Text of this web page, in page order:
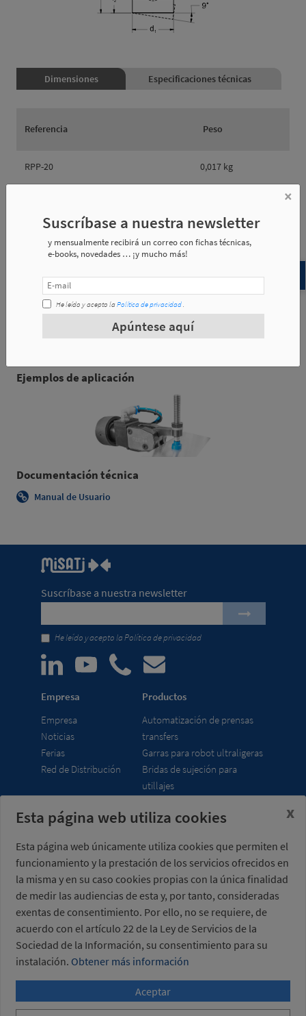
Dimensiones Especificaciones técnicas
Referencia Peso
RPP-20 0,017 kg
RPP-20 40 8.7
RPP-32 52 8.7 12.5
Ejemplos de aplicación
Documentación técnica
Manual de Usuario
×
Suscríbase a nuestra newsletter
y mensualmente recibirá un correo con fichas técnicas,
e-books, novedades … ¡y mucho más!
He leído y acepto laPolítica de privacidad.
Apúntese aquí
Suscríbase a nuestra newsletter
He leído y acepto laPolítica de privacidad
Empresa
Empresa
Noticias
Ferias
Red de Distribución
Productos
Automatización de prensas
transfers
Garras para robot ultraligeras
Bridas de sujeción para
utillajes
Misati S.L.
08960 Sant Just
Desvern
Barcelona - España
Horario
7:00 - 15:00 h (UTC+01:00)
+34 934 404 727
misati@misati.com
Con el apoyo de ACCIÓ-Proyecto impulsado con
el Programa eTrade de ACCIÓ
Esta página web utiliza cookies
Esta página web únicamente utiliza cookies que permiten el
funcionamiento y la prestación de los servicios ofrecidos en
la misma y en su caso cookies propias con la única finalidad
de medir las audiencias de esta y, por tanto, consideradas
exentas de consentimiento. Por ello, no se requiere, de
acuerdo con el artículo 22 de la Ley de Servicios de la
Sociedad de la Información, su consentimiento para su
instalación. Obtener más información
Aceptar
x